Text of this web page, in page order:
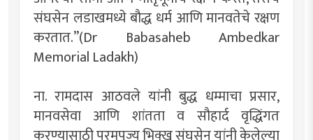
संघसेन लडाखमध्ये बौद्ध धर्म आणि मानवतेचे रक्षण
करतात.”(Dr Babasaheb Ambedkar
Memorial Ladakh)
ना. रामदास आठवले यांनी बुद्ध धम्माचा प्रसार,
मानवसेवा आणि शांतता व सौहार्द वृद्धिंगत